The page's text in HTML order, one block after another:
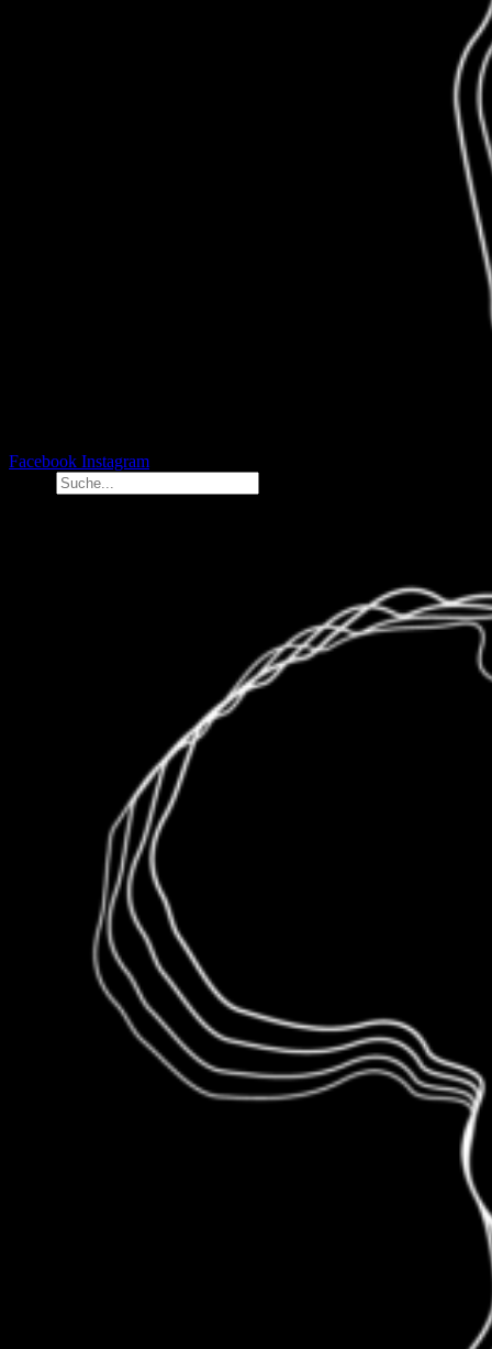
Facebook Instagram